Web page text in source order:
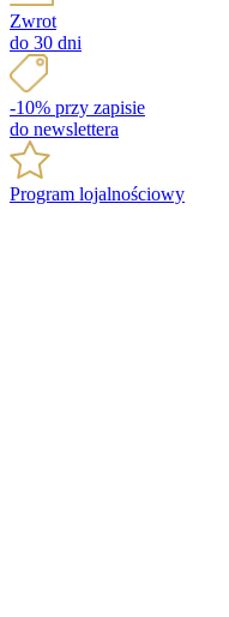
Zwrot
do 30 dni
-10% przy zapisie
do newslettera
Program lojalnościowy